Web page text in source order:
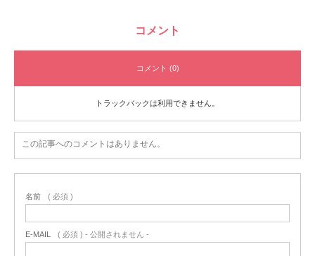
コメント
コメント (0)
トラックバックは利用できません。
この記事へのコメントはありません。
名前 ( 必須 )
E-MAIL ( 必須 ) - 公開されません -